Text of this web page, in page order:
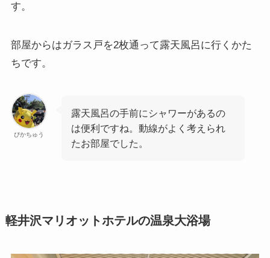
す。
部屋からはガラス戸を2枚通って露天風呂に行くかた
ちです。
ぴかちゅう
露天風呂の手前にシャワーがあるの
は便利ですね。動線がよく考えられ
たお部屋でした。
軽井沢マリオットホテルの温泉大浴場